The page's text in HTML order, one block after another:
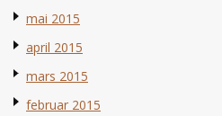
mai 2015
april 2015
mars 2015
februar 2015